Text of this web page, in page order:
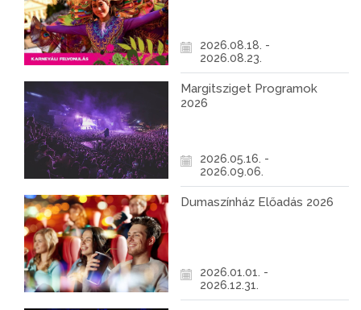
2026.08.18. -
2026.08.23.
Margitsziget Programok
2026
2026.05.16. -
2026.09.06.
Dumaszínház Előadás 2026
2026.01.01. -
2026.12.31.